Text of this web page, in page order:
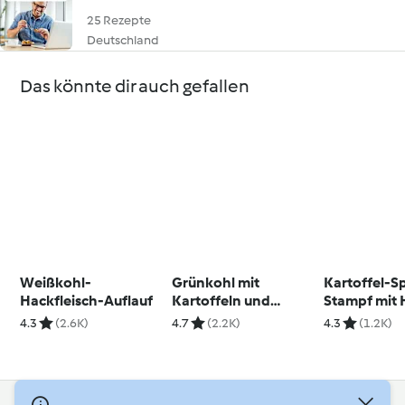
25 Rezepte
Deutschland
Das könnte dir auch gefallen
Weißkohl-
Hackfleisch-Auflauf
4.3 (2.6K)
Grünkohl mit
Kartoffeln und
Mettwürstchen
4.7 (2.2K)
Kartoffel-
Stampf mit
Rahmsauce
4.3 (1.2K)